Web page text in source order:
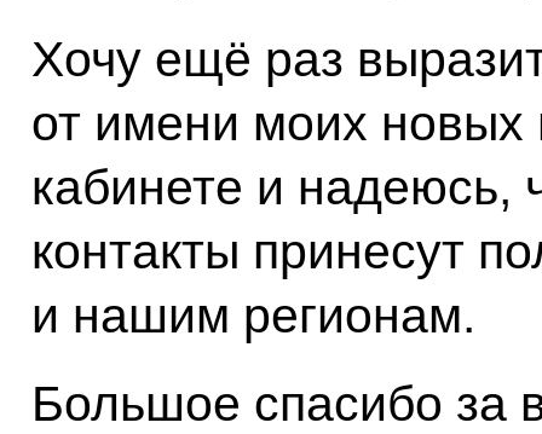
Хочу ещё раз
от имени моих
кабинете и надеюсь,
контакты принесут
и нашим регионам.
Большое спасибо за